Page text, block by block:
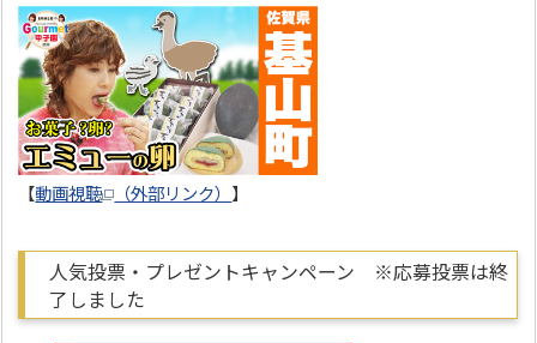
【動画視聴 （外部リンク） 】
人気投票・プレゼントキャンペーン ※応募投票は終
了しました